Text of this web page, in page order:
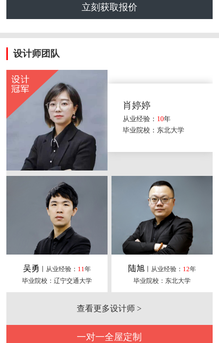
立刻获取报价
设计师团队
肖婷婷
从业经验： 10年
毕业院校：东北大学
吴勇 丨从业经验： 11年
毕业院校：辽宁交通大学
陆旭丨从业经验： 12年
毕业院校：东北大学
查看更多设计师 >
一对一全屋定制